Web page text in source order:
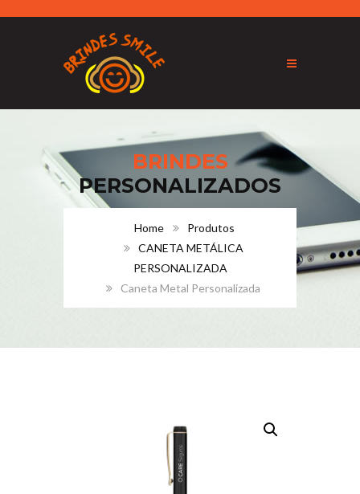
BRINDES
PERSONALIZADOS
Home
Produtos
CANETA METÁLICA
PERSONALIZADA
Caneta Metal Personalizada